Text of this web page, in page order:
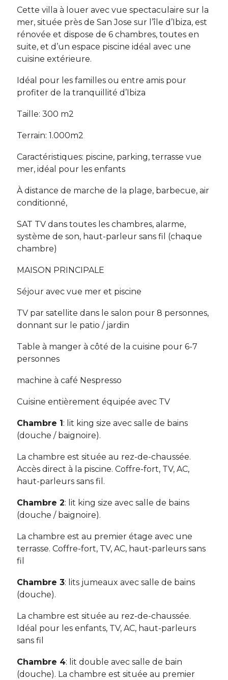
Cette villa à louer avec vue spectaculaire sur la
mer, située près de San Jose sur l’île d’Ibiza, est
rénovée et dispose de 6 chambres, toutes en
suite, et d’un espace piscine idéal avec une
cuisine extérieure.
Idéal pour les familles ou entre amis pour
profiter de la tranquillité d’Ibiza
Taille: 300 m2
Terrain: 1.000m2
Caractéristiques: piscine, parking, terrasse vue
mer, idéal pour les enfants
À distance de marche de la plage, barbecue, air
conditionné,
SAT TV dans toutes les chambres, alarme,
système de son, haut-parleur sans fil (chaque
chambre)
MAISON PRINCIPALE
Séjour avec vue mer et piscine
TV par satellite dans le salon pour 8 personnes,
donnant sur le patio / jardin
Table à manger à côté de la cuisine pour 6-7
personnes
machine à café Nespresso
Cuisine entièrement équipée avec TV
Chambre 1: lit king size avec salle de bains
(douche / baignoire).
La chambre est située au rez-de-chaussée.
Accès direct à la piscine. Coffre-fort, TV, AC,
haut-parleurs sans fil.
Chambre 2: lit king size avec salle de bains
(douche / baignoire).
La chambre est au premier étage avec une
terrasse. Coffre-fort, TV, AC, haut-parleurs sans
fil
Chambre 3: lits jumeaux avec salle de bains
(douche).
La chambre est située au rez-de-chaussée.
Idéal pour les enfants, TV, AC, haut-parleurs
sans fil
Chambre 4: lit double avec salle de bain
(douche). La chambre est située au premier